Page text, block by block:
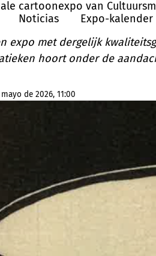
Noticias Expo-kalender
cartoonexpo van
expo met dergelijk
hoort onder de
de 2026, 11:00